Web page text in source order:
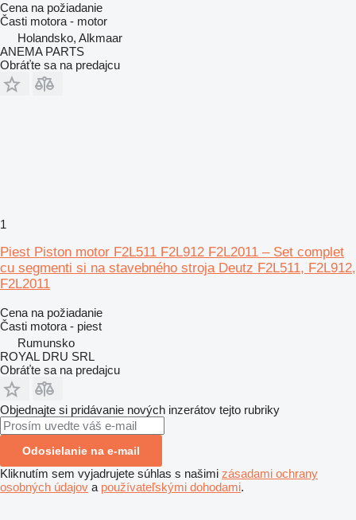
Cena na požiadanie
Časti motora - motor
Holandsko, Alkmaar
ANEMA PARTS
Obráťte sa na predajcu
1
Piest Piston motor F2L511 F2L912 F2L2011 – Set complet
cu segmenti si na stavebného stroja Deutz F2L511, F2L912,
F2L2011
Cena na požiadanie
Časti motora - piest
Rumunsko
ROYAL DRU SRL
Obráťte sa na predajcu
Objednajte si pridávanie nových inzerátov tejto rubriky
Odosielanie na e-mail
Kliknutím sem vyjadrujete súhlas s našimi zásadami ochrany
osobných údajov a používateľskými dohodami.